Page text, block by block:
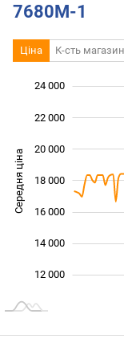
7680M-1
Ціна К-сть
Середня ціна 12 000
12 000
14 000
16 000
18 000
20 000
22 000
24 000